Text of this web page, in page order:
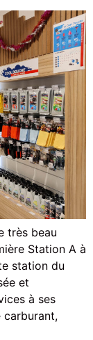
très beau
Station A à
station du
et
à ses
carburant,